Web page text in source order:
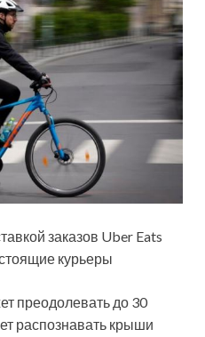
заказов Uber Eats
курьеры
преодолевать до 30
распознавать крыши